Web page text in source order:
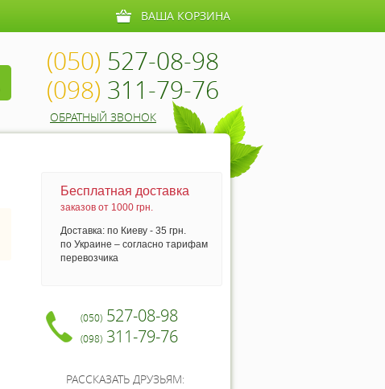
ВАША КОРЗИНА
(050) 527-08-98
(098) 311-79-76
ОБРАТНЫЙ ЗВОНОК
Бесплатная доставка
заказов от 1000 грн.
Доставка: по Киеву - 35 грн.
по Украине – согласно тарифам
перевозчика
(050) 527-08-98
(098) 311-79-76
РАССКАЗАТЬ ДРУЗЬЯМ: